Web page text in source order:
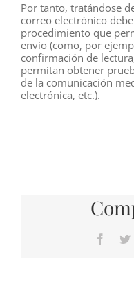
Por tanto, tratándose
correo electrónico
procedimiento que
envío (como, por
confirmación de
permitan obtener
de la comunicación
electrónica, etc.).